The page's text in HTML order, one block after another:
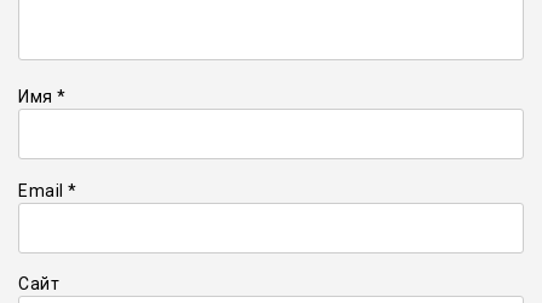
Имя *
Email *
Сайт